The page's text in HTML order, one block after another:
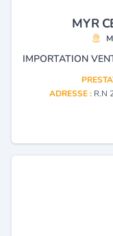
MYR
ADRESSE : R.N